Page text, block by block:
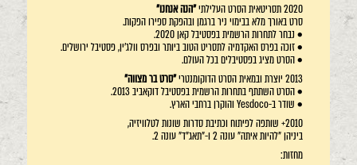
2020 תסריטאית הסרט העלילתי
"הנה אנחנו"
סרט באורך מלא בבימוי ניר ברגמן ובהפקת ספירו הפקות.
• נבחר לתחרות הרשמית בפסטיבל קאן 2020.
• זוכה בפרס האקדמיה לתסריט הטוב ביותר ובפרס וולג'ין, פסטיבל ירושלים.
• הסרט מציג בפסטיבלים בכל העולם.
2013 יוצרת ובמאית הסרט הדוקומנטרי
"סרט בר מצווה"
• הסרט השתתף בתחרות הרשמית בפסטיבל דוקאביב 2013.
• שודר ב-Yesdoco והוקרן ברחבי הארץ.
2010+ שותפה לפיתוח וכתיבת סדרות שונות לטלוויזיה,
ביניהן "להיות איתה" עונה 2 ו-"תאג"ד" עונה 2.
מחזות: